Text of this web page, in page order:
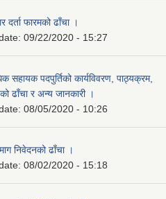
दर्ता फारमको ढाँचा ।
09/22/2020 - 15:27
सहायक पदपुर्तिको कार्यविवरण, पाठ्यक्रम,
ढाँचा र अन्य जानकारी ।
08/05/2020 - 10:26
निवेदनको ढाँचा ।
08/02/2020 - 15:18